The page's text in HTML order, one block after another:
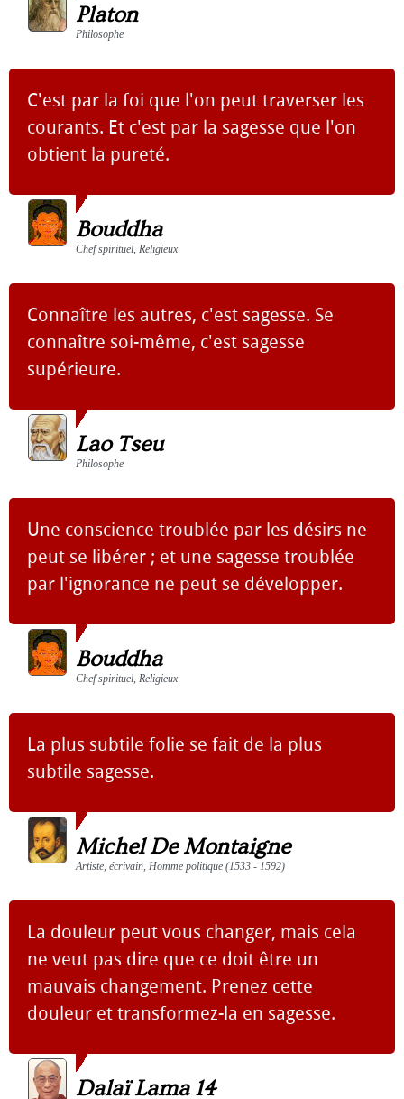
Platon
Philosophe
C'est par la foi que l'on peut traverser les
courants. Et c'est par la sagesse que l'on
obtient la pureté.
Bouddha
Chef spirituel, Religieux
Connaître les autres, c'est sagesse. Se
connaître soi-même, c'est sagesse
supérieure.
Lao Tseu
Philosophe
Une conscience troublée par les désirs ne
peut se libérer ; et une sagesse troublée
par l'ignorance ne peut se développer.
Bouddha
Chef spirituel, Religieux
La plus subtile folie se fait de la plus
subtile sagesse.
Michel De Montaigne
Artiste, écrivain, Homme politique (1533 - 1592)
La douleur peut vous changer, mais cela
ne veut pas dire que ce doit être un
mauvais changement. Prenez cette
douleur et transformez-la en sagesse.
Dalaï Lama 14